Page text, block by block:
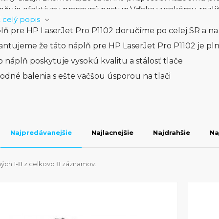
efektívny pracovný postup.Vďaka vysokému
detaily vo vašich dokumentoch. HP LaserJet Pro
vysokú kvalitu tlače v každom dokumente.HP
a výkon. Urobte si tlač jednoduchou s HP
tlačovým partnerom.
celý popis
pre HP LaserJet Pro P1102 doručíme po celej SR a
že táto náplň pre HP LaserJet Pro P1102 je
náplň poskytuje vysokú kvalitu a stálosť tlače
balenia s ešte väčšou úsporou na tlači
Najpredávanejšie Najlacnejšie Najdrahšie
1-8 z celkovo 8 záznamov.